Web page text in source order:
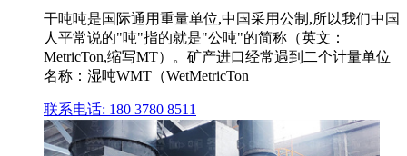
干吨吨是国际通用重量单位,中国采用公制,所以我们中国
人平常说的"吨"指的就是"公吨"的简称（英文：
MetricTon,缩写MT）。矿产进口经常遇到二个计量单位
名称：湿吨WMT（WetMetricTon
联系电话: 180 3780 8511